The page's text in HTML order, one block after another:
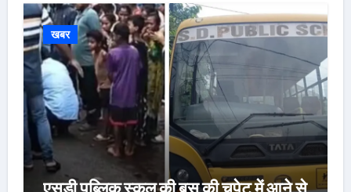
खबर
एसडी पब्लिक स्कूल की बस की चपेट में आने से